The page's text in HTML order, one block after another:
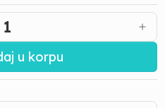
1
u korpu